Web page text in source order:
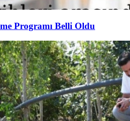
Programı Belli Oldu